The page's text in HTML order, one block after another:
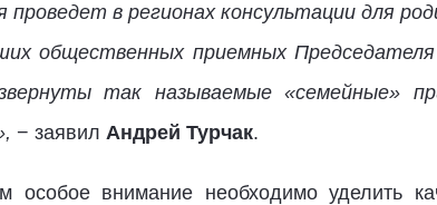
проведет в регионах консультации для
общественных приемных
так называемые «семейные»
− заявил Андрей Турчак.
особое внимание необходимо уделить